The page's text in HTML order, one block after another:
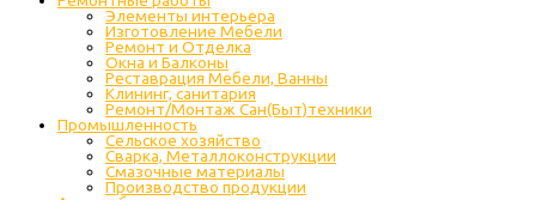
Элементы интерьера
Изготовление Мебели
Ремонт и Отделка
Окна и Балконы
Реставрация Мебели, Ванны
Клининг, санитария
Ремонт/Монтаж Сан(Быт)техники
Промышленность
Cельское хозяйство
Сварка, Металлоконструкции
Cмазочные материалы
Производство продукции